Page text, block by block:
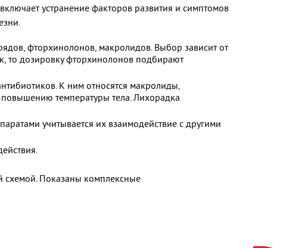
устранение факторов развития и симптомов
фторхинолонов, макролидов. Выбор зависит от
то дозировку фторхинолонов подбирают
К ним относятся макролиды,
температуры тела. Лихорадка
учитывается их взаимодействие с другими
схемой. Показаны комплексные